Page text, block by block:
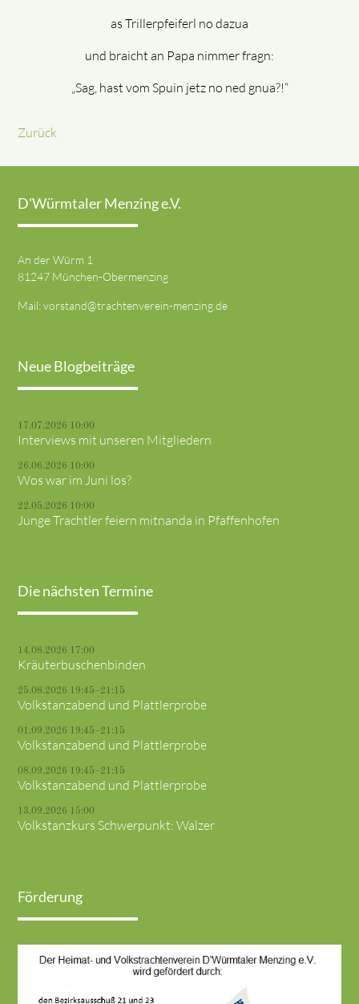
as Trillerpfeiferl no dazua
und braicht an Papa nimmer fragn:
„Sag, hast vom Spuin jetz no ned gnua?!“
Zurück
D'Würmtaler Menzing e.V.
An der Würm 1
81247 München-Obermenzing
Mail:vorstand@trachtenverein-menzing.de
Neue Blogbeiträge
17.07.2026 10:00
Interviews mit unseren Mitgliedern
26.06.2026 10:00
Wos war im Juni los?
22.05.2026 10:00
Junge Trachtler feiern mitnanda in Pfaffenhofen
Die nächsten Termine
14.08.2026 17:00
Kräuterbuschenbinden
25.08.2026 19:45–21:15
Volkstanzabend und Plattlerprobe
01.09.2026 19:45–21:15
Volkstanzabend und Plattlerprobe
08.09.2026 19:45–21:15
Volkstanzabend und Plattlerprobe
13.09.2026 15:00
Volkstanzkurs Schwerpunkt: Walzer
Förderung